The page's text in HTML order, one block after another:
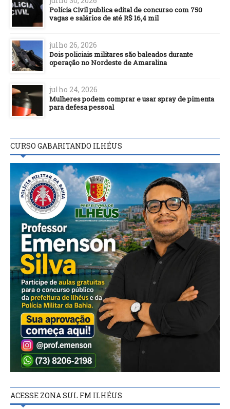
Polícia Civil publica edital de concurso com 750
vagas e salários de até R$ 16,4 mil
julho 26, 2026
Dois policiais militares são baleados durante
operação no Nordeste de Amaralina
julho 24, 2026
Mulheres podem comprar e usar spray de pimenta
para defesa pessoal
CURSO GABARITANDO ILHÉUS
ACESSE ZONA SUL FM ILHÉUS